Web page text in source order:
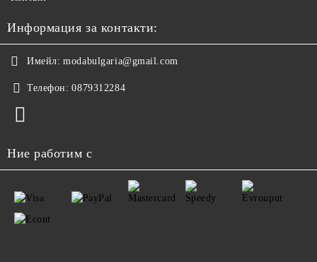
Информация за контакти:
Имейл: modabulgaria@gmail.com
Телефон: 0879312284
Ние работим с